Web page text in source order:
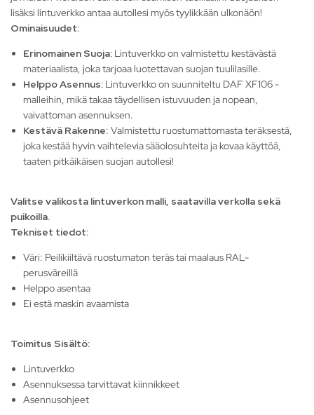
lisäksi lintuverkko antaa autollesi myös tyylikkään ulkonäön!
Ominaisuudet:
Erinomainen Suoja: Lintuverkko on valmistettu kestävästä
materiaalista, joka tarjoaa luotettavan suojan tuulilasille.
Helppo Asennus: Lintuverkko on suunniteltu DAF XF106 -
malleihin, mikä takaa täydellisen istuvuuden ja nopean,
vaivattoman asennuksen.
Kestävä Rakenne: Valmistettu ruostumattomasta teräksestä,
joka kestää hyvin vaihtelevia sääolosuhteita ja kovaa käyttöä,
taaten pitkäikäisen suojan autollesi!
Valitse valikosta lintuverkon malli, saatavilla verkolla sekä
puikoilla.
Tekniset tiedot:
Väri: Peilikiiltävä ruostumaton teräs tai maalaus RAL-
perusväreillä
Helppo asentaa
Ei estä maskin avaamista
Toimitus Sisältö:
Lintuverkko
Asennuksessa tarvittavat kiinnikkeet
Asennusohjeet